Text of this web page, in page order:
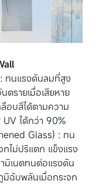
ทนแรงดันลมที่สูง
รายเมื่อเสียหาย
อบสีได้ตามความ
ได้กว่า 90%
Glass) : ทน
กไม่ปริแตก แข็งแรง
มิเนตทนต่อแรงดัน
ฉับพลันเมื่อกระจก